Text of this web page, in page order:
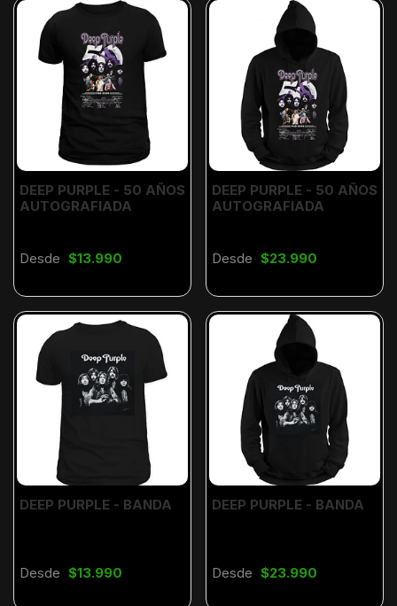
DEEP PURPLE - 50 AÑOS
AUTOGRAFIADA
Desde $13.990
DEEP PURPLE - 50 AÑOS
AUTOGRAFIADA
Desde $23.990
DEEP PURPLE - BANDA
Desde $13.990
DEEP PURPLE - BANDA
Desde $23.990